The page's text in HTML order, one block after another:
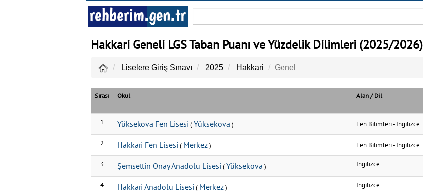
Hakkari Geneli LGS Taban Puanı ve Yüzdelik Dilimleri (2025/2026)
Liselere Giriş Sınavı 2025 Hakkari Genel
Sırası Okul Alan / Dil
1 Yüksekova Fen Lisesi (Yüksekova ) Fen Bilimleri- İngilizce
2 Hakkari Fen Lisesi ( Merkez) Fen Bilimleri- İngilizce
3 Şemsettin Onay Anadolu Lisesi (Yüksekova ) İngilizce
4 Hakkari Anadolu Lisesi ( Merkez) İngilizce